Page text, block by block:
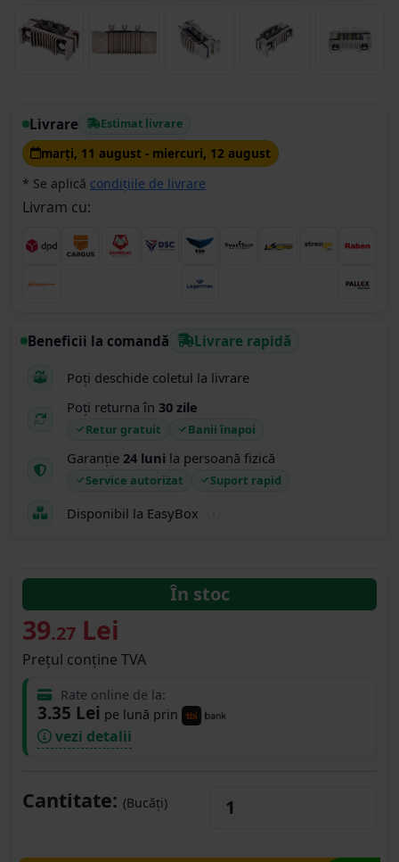
Livrare Estimat livrare
marţi, 11 august - miercuri, 12 august
* Se aplică condițiile de livrare
Livram cu:
Beneficii la comandă Livrare rapidă
Poți deschide coletul la livrare
Poți returna în 30 zile
Retur gratuit Banii înapoi
Garanție 24 luni la persoană fizică
Service autorizat Suport rapid
Disponibil la EasyBox
În stoc
39.27 Lei
Prețul conține TVA
Rate online de la:
3.35 Lei pe lună prin
vezi detalii
Cantitate: (Bucăți)